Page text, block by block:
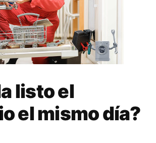
listo el
el mismo día?